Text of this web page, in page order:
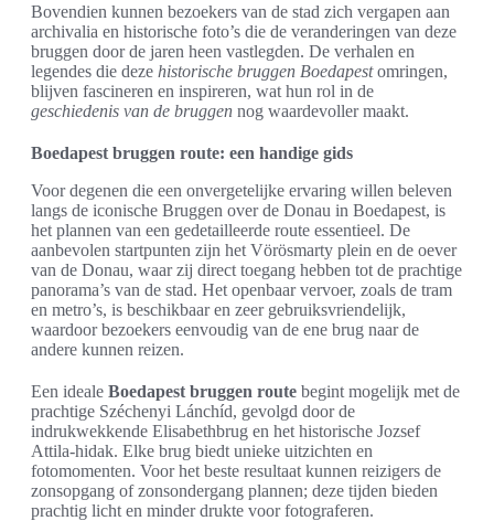
Bovendien kunnen bezoekers van de stad zich vergapen aan
archivalia en historische foto’s die de veranderingen van deze
bruggen door de jaren heen vastlegden. De verhalen en
legendes die deze historische bruggen Boedapestomringen,
blijven fascineren en inspireren, wat hun rol in de
geschiedenis van de bruggen nog waardevoller maakt.
Boedapest bruggen route: een handige gids
Voor degenen die een onvergetelijke ervaring willen beleven
langs de iconische Bruggen over de Donau in Boedapest, is
het plannen van een gedetailleerde route essentieel. De
aanbevolen startpunten zijn het Vörösmarty plein en de oever
van de Donau, waar zij direct toegang hebben tot de prachtige
panorama’s van de stad. Het openbaar vervoer, zoals de tram
en metro’s, is beschikbaar en zeer gebruiksvriendelijk,
waardoor bezoekers eenvoudig van de ene brug naar de
andere kunnen reizen.
Een ideale Boedapest bruggen route begint mogelijk met de
prachtige Széchenyi Lánchíd, gevolgd door de
indrukwekkende Elisabethbrug en het historische Jozsef
Attila-hidak. Elke brug biedt unieke uitzichten en
fotomomenten. Voor het beste resultaat kunnen reizigers de
zonsopgang of zonsondergang plannen; deze tijden bieden
prachtig licht en minder drukte voor fotograferen.